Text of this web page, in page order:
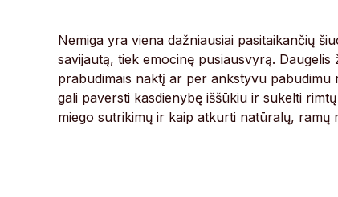
Nemiga yra viena dažniausiai pasitaikančių
savijautą, tiek emocinę pusiausvyrą.
prabudimais naktį ar per ankstyvu pabudimu
gali paversti kasdienybę iššūkiu ir sukelti
miego sutrikimų ir kaip atkurti natūralų, ramų